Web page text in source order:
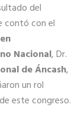
del
contó con el
Nacional, Dr.
de Áncash,
un rol
este congreso.